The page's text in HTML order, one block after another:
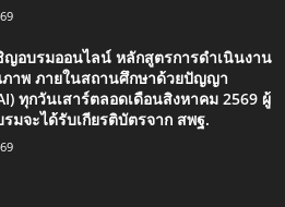
ญอบรมออนไลน์ หลักสูตรการดำเนินงาน
าพ ภายในสถานศึกษาด้วยปัญญา
ทุกวันเสาร์ตลอดเดือนสิงหาคม 2569 ผู้
มจะได้รับเกียรติบัตรจาก สพฐ.